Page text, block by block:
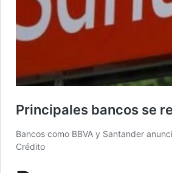
Principales bancos se
Bancos como BBVA y Santander
Crédito